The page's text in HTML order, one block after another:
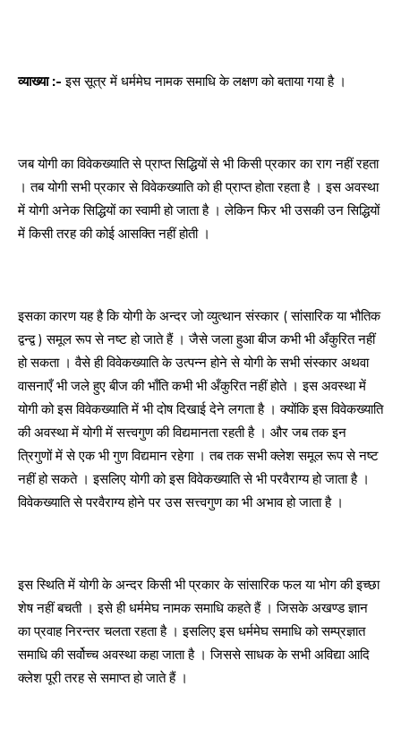
व्याख्या :-इस सूत्र में धर्ममेघ नामक समाधि के लक्षण को बताया गया है ।
जब योगी का विवेकख्याति से प्राप्त सिद्धियों से भी किसी प्रकार का राग नहीं रहता
। तब योगी सभी प्रकार से विवेकख्याति को ही प्राप्त होता रहता है । इस अवस्था
में योगी अनेक सिद्धियों का स्वामी हो जाता है । लेकिन फिर भी उसकी उन सिद्धियों
में किसी तरह की कोई आसक्ति नहीं होती ।
इसका कारण यह है कि योगी के अन्दर जो व्युत्थान संस्कार ( सांसारिक या भौतिक
द्वन्द्व ) समूल रूप से नष्ट हो जाते हैं । जैसे जला हुआ बीज कभी भी अँकुरित नहीं
हो सकता । वैसे ही विवेकख्याति के उत्पन्न होने से योगी के सभी संस्कार अथवा
वासनाएँ भी जले हुए बीज की भाँति कभी भी अँकुरित नहीं होते । इस अवस्था में
योगी को इस विवेकख्याति में भी दोष दिखाई देने लगता है । क्योंकि इस विवेकख्याति
की अवस्था में योगी में सत्त्वगुण की विद्यमानता रहती है । और जब तक इन
त्रिगुणों में से एक भी गुण विद्यमान रहेगा । तब तक सभी क्लेश समूल रूप से नष्ट
नहीं हो सकते । इसलिए योगी को इस विवेकख्याति से भी परवैराग्य हो जाता है ।
विवेकख्याति से परवैराग्य होने पर उस सत्त्वगुण का भी अभाव हो जाता है ।
इस स्थिति में योगी के अन्दर किसी भी प्रकार के सांसारिक फल या भोग की इच्छा
शेष नहीं बचती । इसे ही धर्ममेघ नामक समाधि कहते हैं । जिसके अखण्ड ज्ञान
का प्रवाह निरन्तर चलता रहता है । इसलिए इस धर्ममेघ समाधि को सम्प्रज्ञात
समाधि की सर्वोच्च अवस्था कहा जाता है । जिससे साधक के सभी अविद्या आदि
क्लेश पूरी तरह से समाप्त हो जाते हैं ।